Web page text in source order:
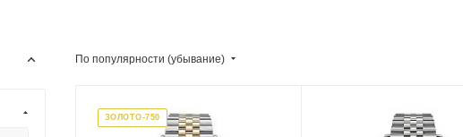
По популярности (убывание)
ЗОЛОТО-750